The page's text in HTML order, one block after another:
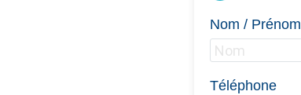
Nom / Prénom
Téléphone